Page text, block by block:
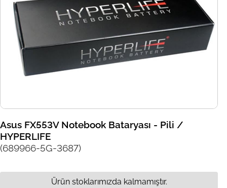
Asus FX553V Notebook Bataryası - Pili /
HYPERLIFE
(689966-5G-3687)
Ürün stoklarımızda kalmamıştır.